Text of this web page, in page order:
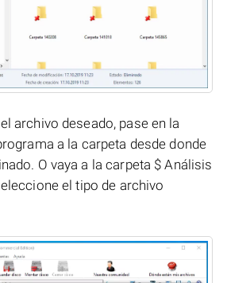
archivo deseado, pase en la
a la carpeta desde donde
O vaya a la carpeta $ Análisis
el tipo de archivo